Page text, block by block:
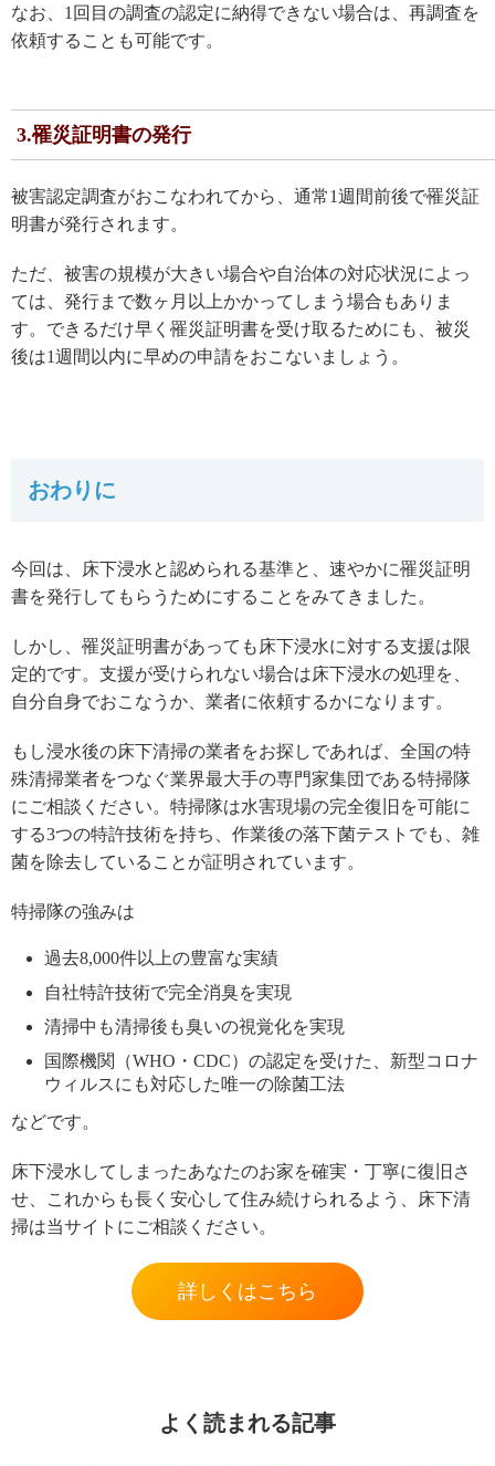
なお、1回目の調査の認定に納得できない場合は、再調査を
依頼することも可能です。
3.罹災証明書の発行
被害認定調査がおこなわれてから、通常1週間前後で罹災証
明書が発行されます。
ただ、被害の規模が大きい場合や自治体の対応状況によっ
ては、発行まで数ヶ月以上かかってしまう場合もありま
す。できるだけ早く罹災証明書を受け取るためにも、被災
後は1週間以内に早めの申請をおこないましょう。
おわりに
今回は、床下浸水と認められる基準と、速やかに罹災証明
書を発行してもらうためにすることをみてきました。
しかし、罹災証明書があっても床下浸水に対する支援は限
定的です。支援が受けられない場合は床下浸水の処理を、
自分自身でおこなうか、業者に依頼するかになります。
もし浸水後の床下清掃の業者をお探しであれば、全国の特
殊清掃業者をつなぐ業界最大手の専門家集団である特掃隊
にご相談ください。特掃隊は水害現場の完全復旧を可能に
する3つの特許技術を持ち、作業後の落下菌テストでも、雑
菌を除去していることが証明されています。
特掃隊の強みは
過去8,000件以上の豊富な実績
自社特許技術で完全消臭を実現
清掃中も清掃後も臭いの視覚化を実現
国際機関（WHO・CDC）の認定を受けた、新型コロナ
ウィルスにも対応した唯一の除菌工法
などです。
床下浸水してしまったあなたのお家を確実・丁寧に復旧さ
せ、これからも長く安心して住み続けられるよう、床下清
掃は当サイトにご相談ください。
詳しくはこちら
よく読まれる記事